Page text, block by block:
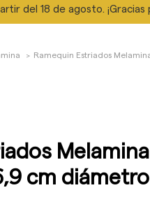
del 18 de agosto.
Ramequin Estriados
Melamina
cm